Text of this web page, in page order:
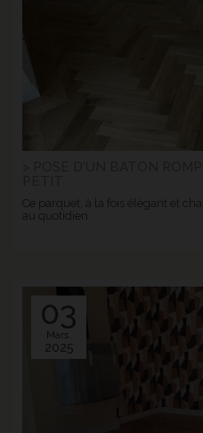
Ce parquet, à la fois élégant et
au quotidien.
03
Mars.
2025